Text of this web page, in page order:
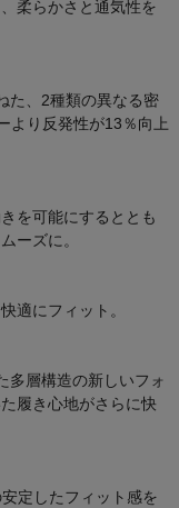
柔らかさと通気性を
た、2種類の異なる密
より反発性が13％向上
を可能にするととも
ーズに。
適にフィット。
多層構造の新しいフォ
履き心地がさらに快
定したフィット感を